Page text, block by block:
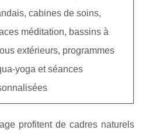
cabines de soins,
méditation, bassins à
extérieurs, programmes
yoga et séances
profitent de cadres naturels